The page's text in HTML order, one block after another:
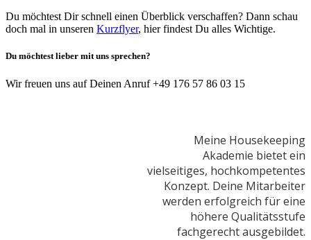
Du möchtest Dir schnell einen Überblick verschaffen? Dann schau
doch mal in unseren Kurzflyer, hier findest Du alles Wichtige.
Du möchtest lieber mit uns sprechen?
Wir freuen uns auf Deinen Anruf +49 176 57 86 03 15
Meine Housekeeping
Akademie bietet ein
vielseitiges, hochkompetentes
Konzept. Deine Mitarbeiter
werden erfolgreich für eine
höhere Qualitätsstufe
fachgerecht ausgebildet.